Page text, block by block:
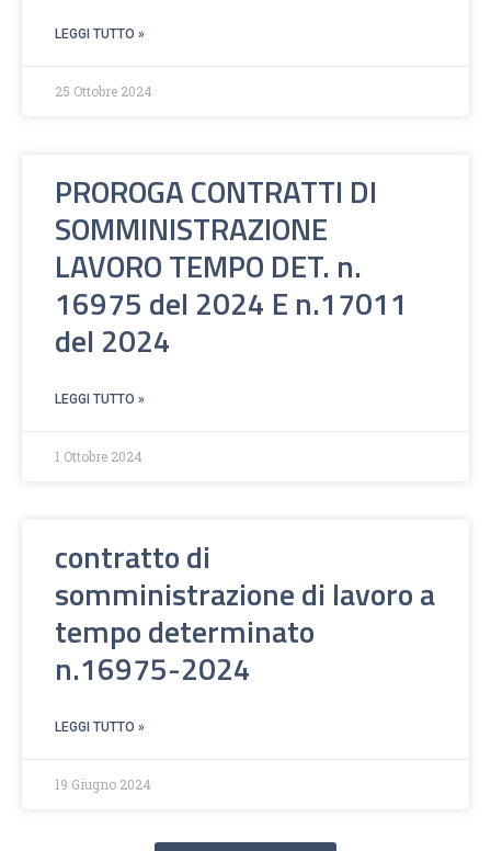
LEGGI TUTTO »
25 Ottobre 2024
PROROGA CONTRATTI DI
SOMMINISTRAZIONE
LAVORO TEMPO DET. n.
16975 del 2024 E n.17011
del 2024
LEGGI TUTTO »
1 Ottobre 2024
contratto di
somministrazione di lavoro a
tempo determinato
n.16975-2024
LEGGI TUTTO »
19 Giugno 2024